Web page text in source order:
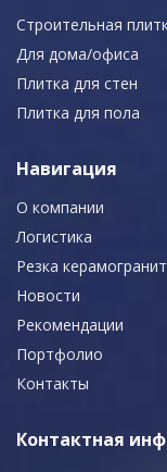
Строительная
Для дома/офиса
Плитка для стен
Плитка для пола
Навигация
О компании
Логистика
Резка
Новости
Рекомендации
Портфолио
Контакты
Контактная